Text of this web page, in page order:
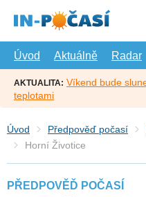
hlavní
Úvod
Aktuálně Radar
AKTUALITA: Víkend bude
teplotami
Úvod Předpověď počasí
Horní Životice
PŘEDPOVĚĎ POČASÍ